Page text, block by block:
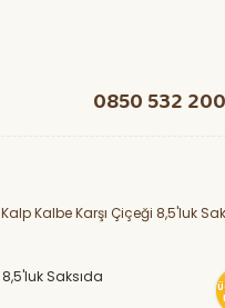
0850 532
Kalp Kalbe Karşı Çiçeği 8,5'luk